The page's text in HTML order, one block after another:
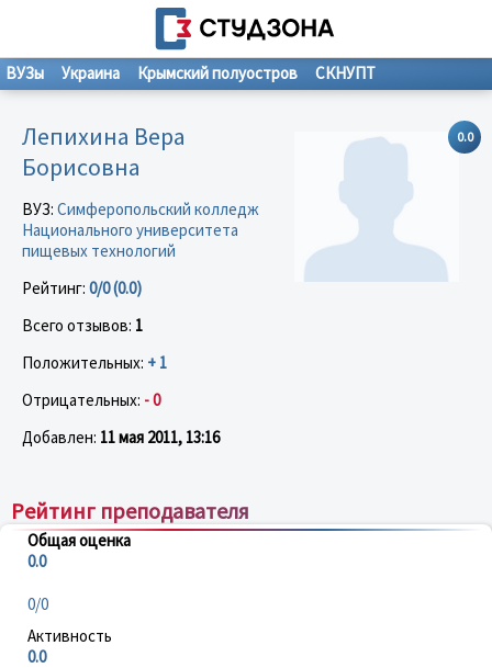
ВУЗы Украина Крымский полуостров СКНУПТ
0.0
Лепихина Вера
Борисовна
ВУЗ: Симферопольский колледж
Национального университета
пищевых технологий
Рейтинг: 0/0 (0.0)
Всего отзывов: 1
Положительных: + 1
Отрицательных: - 0
Добавлен: 11 мая 2011, 13:16
Рейтинг преподавателя
Общая оценка
0.0
0/0
Активность
0.0